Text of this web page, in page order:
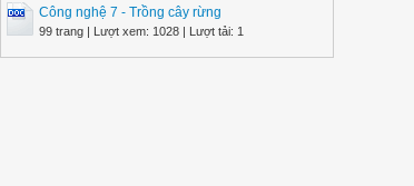
Công nghệ 7 - Trồng cây rừng
99 trang | Lượt xem: 1028 | Lượt tải: 1